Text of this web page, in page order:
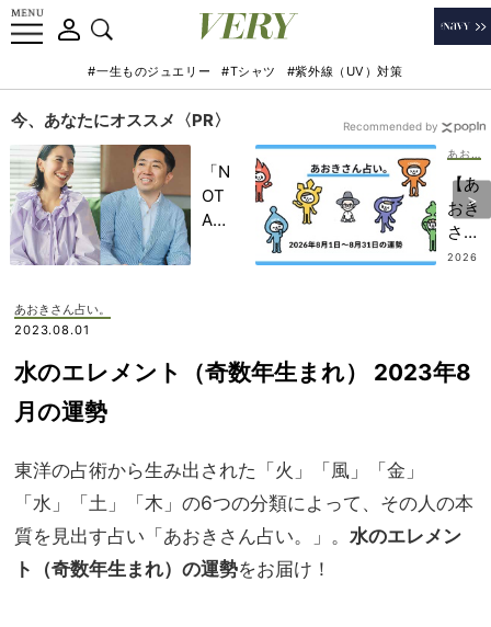
#一生ものジュエリー #Tシャツ #紫外線（UV）対策
今、あなたにオススメ〈PR〉
「N
OT
A
記憶
に一
【極
上の
家族
旅】
を
【あ
おき
さん
占
8月
勢＜
アク
2026
Recommended by
あおきさん占い。
2023.08.01
水のエレメント（奇数年生まれ） 2023年8
月の運勢
東洋の占術から生み出された「火」「風」「金」
「水」「土」「木」の6つの分類によって、その人の本
質を見出す占い「あおきさん占い。」。 水のエレメン
ト（奇数年生まれ）の運勢をお届け！